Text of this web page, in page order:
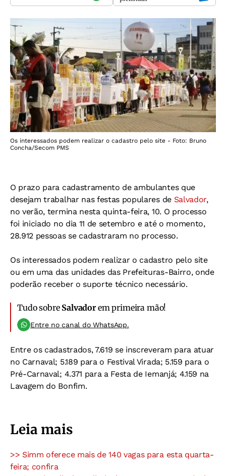
Os interessados podem realizar o cadastro pelo site - Foto: Bruno
Concha/Secom PMS
O prazo para cadastramento de ambulantes que
desejam trabalhar nas festas populares de Salvador,
no verão, termina nesta quinta-feira, 10. O processo
foi iniciado no dia 11 de setembro e até o momento,
28.912 pessoas se cadastraram no processo.
Os interessados podem realizar o cadastro pelo site
ou em uma das unidades das Prefeituras-Bairro, onde
poderão receber o suporte técnico necessário.
Tudo sobre Salvadorem primeira mão!
Entre no canal do WhatsApp.
Entre os cadastrados, 7.619 se inscreveram para atuar
no Carnaval; 5.189 para o Festival Virada; 5.159 para o
Pré-Carnaval; 4.371 para a Festa de Iemanjá; 4.159 na
Lavagem do Bonfim.
Leia mais
>> Simm oferece mais de 140 vagas para esta quarta-
feira; confira